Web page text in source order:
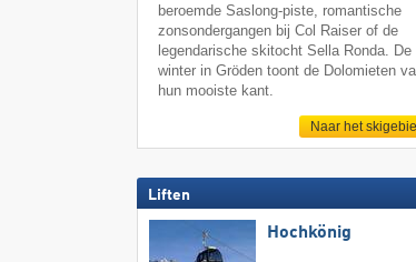
beroemde Saslong-piste, romantische
zonsondergangen bij Col Raiser of de
legendarische skitocht Sella Ronda. De
winter in Gröden toont de Dolomieten
hun mooiste kant.
Naar het
Liften
Hochkönig